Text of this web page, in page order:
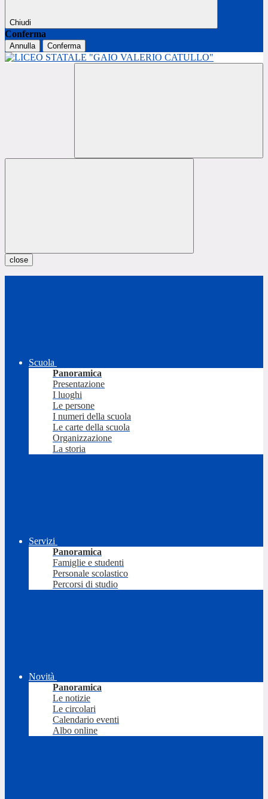
Chiudi
Conferma
Annulla Conferma
close
Scuola
Panoramica
Presentazione
I luoghi
Le persone
I numeri della scuola
Le carte della scuola
Organizzazione
La storia
Servizi
Panoramica
Famiglie e studenti
Personale scolastico
Percorsi di studio
Novità
Panoramica
Le notizie
Le circolari
Calendario eventi
Albo online